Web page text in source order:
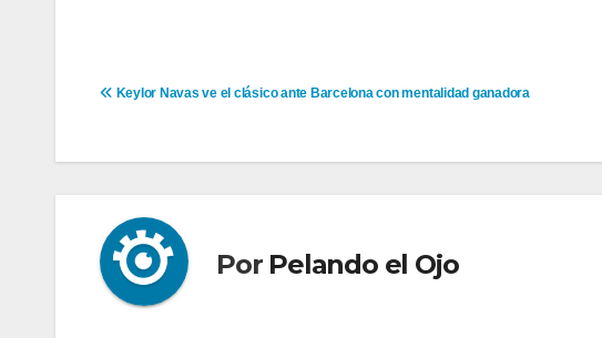
Navegación
Keylor Navas ve el clásico ante Barcelona con mentalidad ganadora
Por Pelando el Ojo